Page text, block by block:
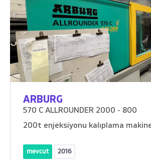
ARBURG
570 C ALLROUNDER 2000 - 800
200t enjeksiyonu kalıplama
mevcut 2016